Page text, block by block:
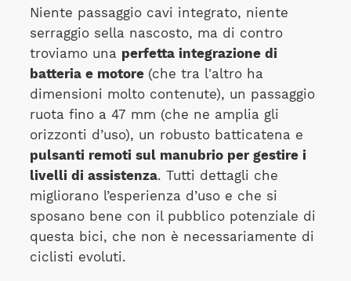
Niente passaggio cavi integrato, niente
serraggio sella nascosto, ma di contro
troviamo una perfetta integrazione di
batteria e motore (che tra l'altro ha
dimensioni molto contenute), un passaggio
ruota fino a 47 mm (che ne amplia gli
orizzonti d’uso), un robusto batticatena e
pulsanti remoti sul manubrio per gestire i
livelli di assistenza. Tutti dettagli che
migliorano l’esperienza d’uso e che si
sposano bene con il pubblico potenziale di
questa bici, che non è necessariamente di
ciclisti evoluti.